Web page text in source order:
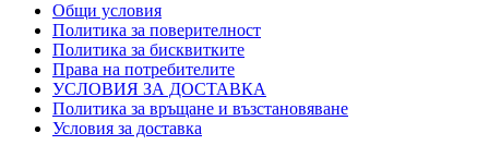
Общи условия
Политика за поверителност
Политика за бисквитките
Права на потребителите
УСЛОВИЯ ЗА ДОСТАВКА
Политика за връщане и възстановяване
Условия за доставка